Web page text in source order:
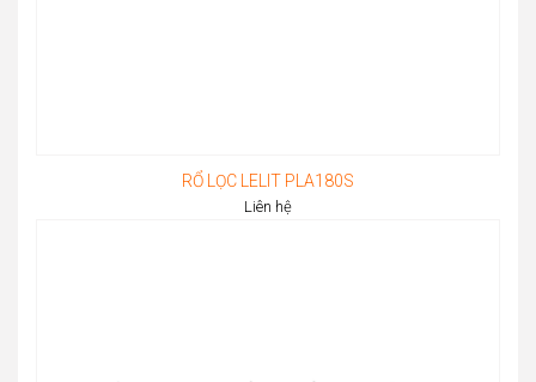
RỔ LỌC LELIT PLA180S
Liên hệ